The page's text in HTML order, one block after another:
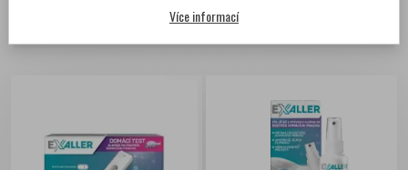
Seřadit podle:
Více informací